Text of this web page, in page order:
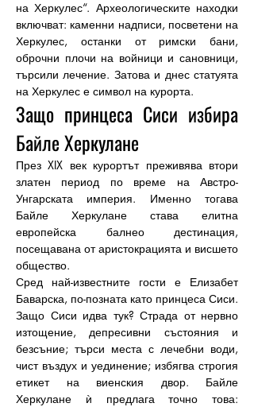
на Херкулес“. Археологическите находки
включват: каменни надписи, посветени на
Херкулес, останки от римски бани,
оброчни плочи на войници и сановници,
търсили лечение. Затова и днес статуята
на Херкулес е символ на курорта.
Защо принцеса Сиси избира
Байле Херкулане
През XIX век курортът преживява втори
златен период по време на Австро-
Унгарската империя. Именно тогава
Байле Херкулане става елитна
европейска балнео дестинация,
посещавана от аристокрацията и висшето
общество.
Сред най-известните гости е Елизабет
Баварска, по-позната като принцеса Сиси.
Защо Сиси идва тук? Страда от нервно
изтощение, депресивни състояния и
безсъние; търси места с лечебни води,
чист въздух и уединение; избягва строгия
етикет на виенския двор. Байле
Херкулане ѝ предлага точно това: